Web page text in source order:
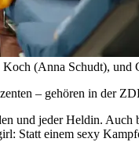
(Anna Schudt),
– gehören in der
und jeder Heldin.
Statt einem sexy